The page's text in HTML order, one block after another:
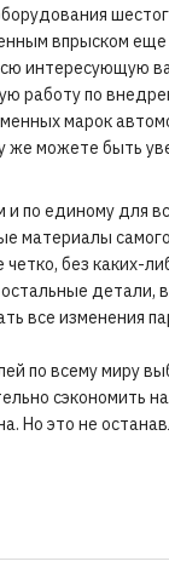
впрыском
интересующую
работу по
марок
же можете быть
по единому для
материалы
без каких-
детали,
все изменения
по всему миру
сэкономить
Но это не